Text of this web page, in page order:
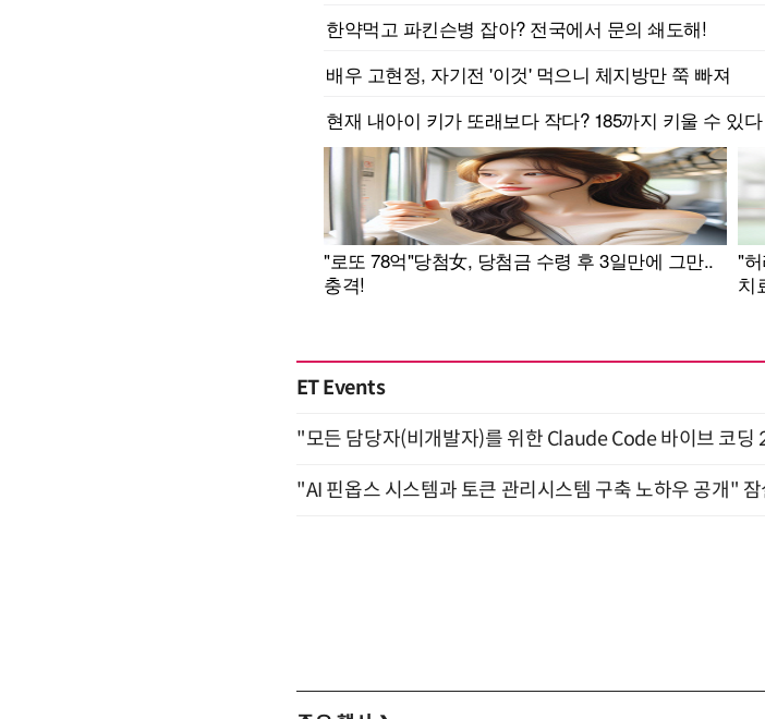
ET Events
"모든 담당자(비개발자)를 위한 Claude Code 바이브 코
"AI 핀옵스 시스템과 토큰 관리시스템 구축 노하우 공개"